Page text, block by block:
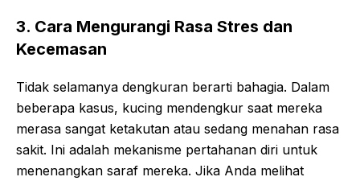
3. Cara Mengurangi Rasa Stres dan
Kecemasan
Tidak selamanya dengkuran berarti bahagia. Dalam
beberapa kasus, kucing mendengkur saat mereka
merasa sangat ketakutan atau sedang menahan rasa
sakit. Ini adalah mekanisme pertahanan diri untuk
menenangkan saraf mereka. Jika Anda melihat